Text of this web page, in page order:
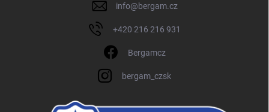
info@bergam.cz
+420 216 216 931
Bergamcz
bergam_czsk